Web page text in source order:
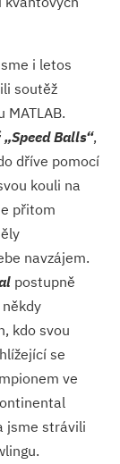
i letos
soutěž
Balls“,
dříve pomocí
kouli na
přitom
navzájem.
postupně
kdo svou
se
ve
jsme strávili